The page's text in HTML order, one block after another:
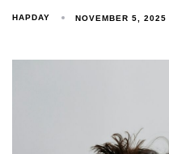
HAPDAY NOVEMBER 5, 2025